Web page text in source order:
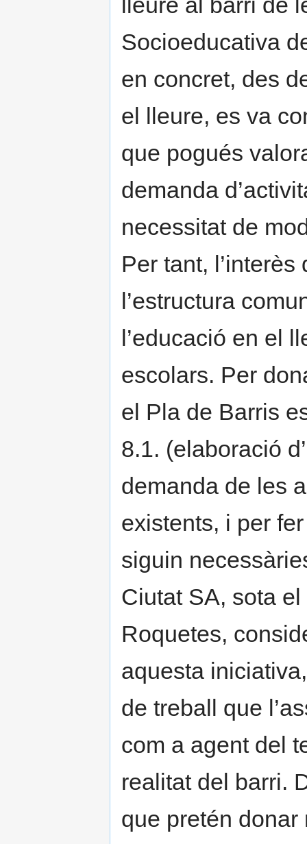
Socioeducativa
en concret, des
el lleure, es va
que pogués
demanda
necessitat de
Per tant,
l’estructura
l’educació en el
escolars. Per
el Pla de Barris
8.1. (elaboració
demanda de les
existents, i per
siguin
Ciutat SA, sota
Roquetes,
aquesta
de treball que
com a agent del
realitat del barri.
que pretén